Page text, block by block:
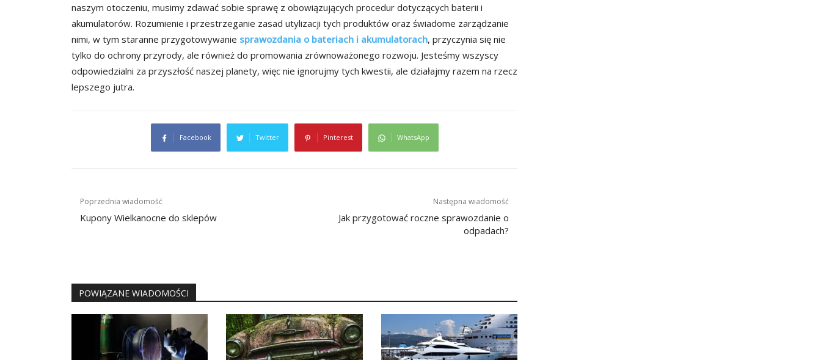
naszym otoczeniu, musimy zdawać sobie sprawę z obowiązujących procedur dotyczących baterii i
akumulatorów. Rozumienie i przestrzeganie zasad utylizacji tych produktów oraz świadome zarządzanie
nimi, w tym staranne przygotowywanie sprawozdania o bateriach i akumulatorach, przyczynia się nie
tylko do ochrony przyrody, ale również do promowania zrównoważonego rozwoju. Jesteśmy wszyscy
odpowiedzialni za przyszłość naszej planety, więc nie ignorujmy tych kwestii, ale działajmy razem na rzecz
lepszego jutra.
Facebook Twitter Pinterest WhatsApp
Nawigacja
wpisu
Poprzednia wiadomość
Kupony Wielkanocne do sklepów
Następna wiadomość
Jak przygotować roczne sprawozdanie o
odpadach?
POWIĄZANE WIADOMOŚCI